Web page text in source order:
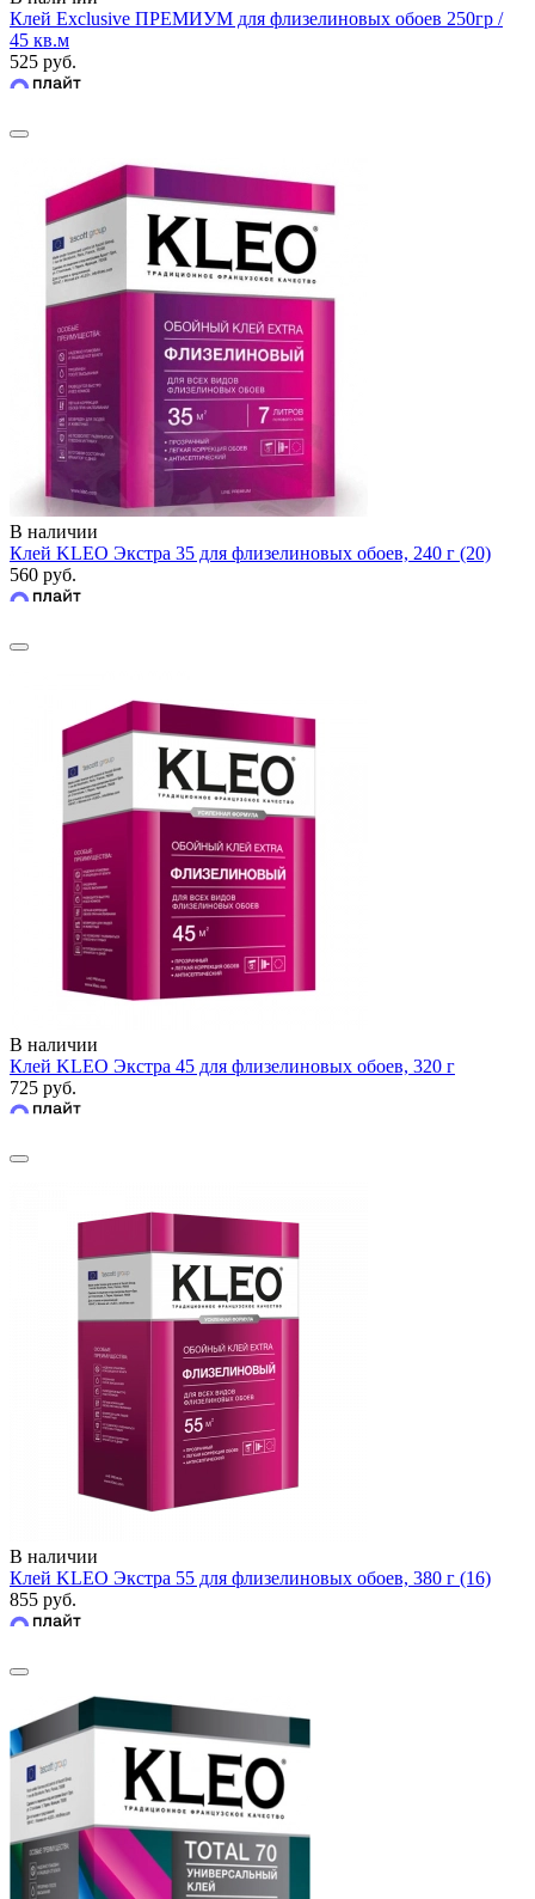
Клей Exclusive ПРЕМИУМ для флизелиновых обоев 250гр /
45 кв.м
525 руб.
В наличии
Клей KLEO Экстра 35 для флизелиновых обоев, 240 г (20)
560 руб.
В наличии
Клей KLEO Экстра 45 для флизелиновых обоев, 320 г
725 руб.
В наличии
Клей KLEO Экстра 55 для флизелиновых обоев, 380 г (16)
855 руб.